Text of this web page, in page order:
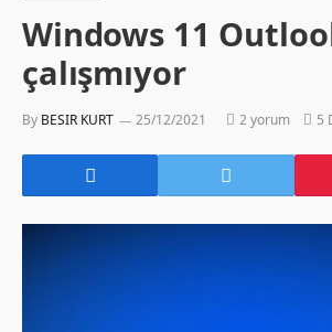
Windows 11
çalışmıyor
By BESIR KURT 25/12/2021 2 yorum 5